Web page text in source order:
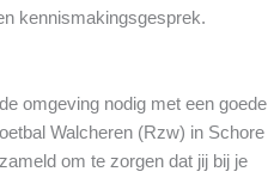
kennismakingsgesprek.
omgeving nodig met een goede
Walcheren (Rzw) in Schore
om te zorgen dat jij bij je